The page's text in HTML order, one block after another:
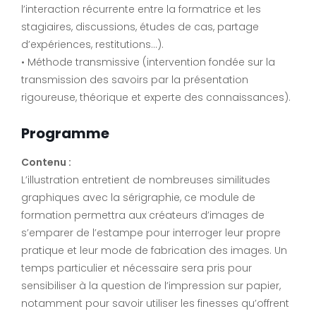
l’interaction récurrente entre la formatrice et les
stagiaires, discussions, études de cas, partage
d’expériences, restitutions…).
• Méthode transmissive (intervention fondée sur la
transmission des savoirs par la présentation
rigoureuse, théorique et experte des connaissances).
Programme
Contenu :
L’illustration entretient de nombreuses similitudes
graphiques avec la sérigraphie, ce module de
formation permettra aux créateurs d’images de
s’emparer de l’estampe pour interroger leur propre
pratique et leur mode de fabrication des images. Un
temps particulier et nécessaire sera pris pour
sensibiliser à la question de l’impression sur papier,
notamment pour savoir utiliser les finesses qu’offrent